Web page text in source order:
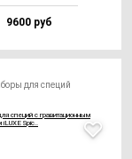
9600 руб
для специй